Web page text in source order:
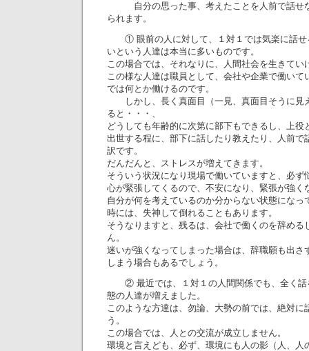
自分の思った事、考えたことを人前で話せ
られます。
① 眼前の人に対して、１対１では気楽に話せ
いという人達は本当に多いものです。
この場合では、それなりに、人間社会を生きてい
この様な人達は職員として、会社や企業で働いて
では何とか働けるのです。
しかし、長く真面目（一見、真面目そうに見
ると・・・、
どうしても年齢的に次第に部下もできるし、上役
出世する程に、部下に話したり教えたり、人前で
訳です。
だんだんと、ストレスが増えてきます。
そういう状況になり現場で働いていますと、必ず
心が緊張してくるので、不安になり、緊張が強く
自分が何を考えているのか分からない状態になっ
時には、失神して倒れることもあります。
そうなりますと、残るは、会社で働くのを辞める
ん。
迷いが強くなってしまった場合は、辞職願も出さ
しまう場合もあるでしょう。
② 最近では、１対１の人間関係でも、全く話
態の人達が増えました。
このような方達は、勿論、大勢の前では、絶対に
う。
この場合では、人との交流が成立しません。
環境と言えども、必ず、環境にも人の影（人、人